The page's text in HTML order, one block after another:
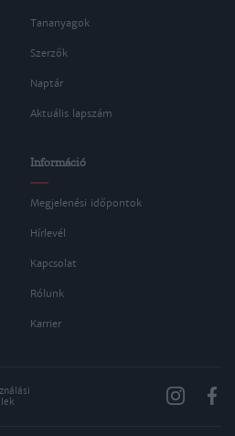
Tananyagok
Szerzők
Naptár
Aktuális lapszám
Információ
Megjelenési időpontok
Hírlevél
Kapcsolat
Rólunk
Karrier